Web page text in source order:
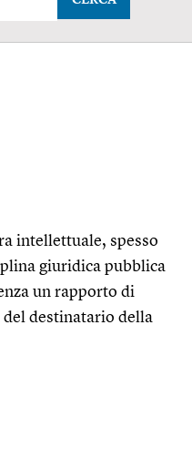
intellettuale, spesso
giuridica pubblica
un rapporto di
destinatario della